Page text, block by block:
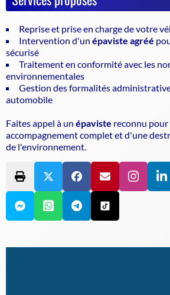
Reprise et prise en charge de votre
Intervention d'un épaviste agréé
sécurisé
Traitement en conformité avec les
environnementales
Gestion des formalités
automobile
Faites appel à un épaviste reconnu
accompagnement complet et d'une
de l'environnement.